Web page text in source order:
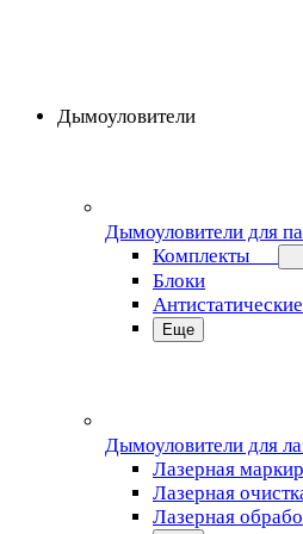
Дымоуловители
Дымоуловители для
Комплекты
Блоки
Еще
Дымоуловители для
Лазерная
Лазерная
Лазерная